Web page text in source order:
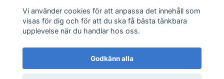
Sociala medier
Vi använder cookies för att anpassa det innehåll som
visas för dig och för att du ska få bästa tänkbara
upplevelse när du handlar hos oss.
Godkänn alla